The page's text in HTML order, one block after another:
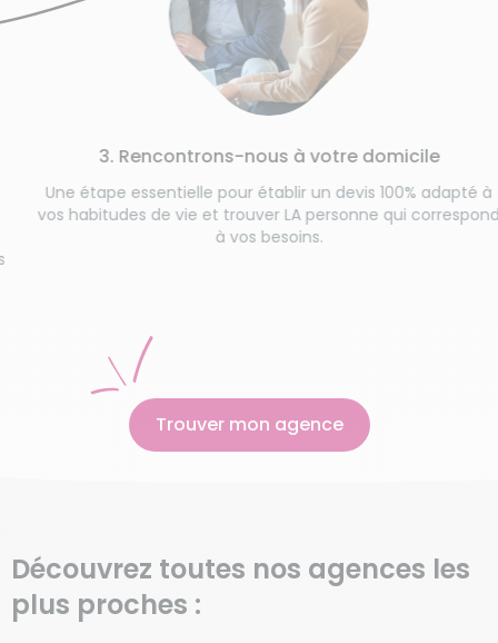
essentielle pour établir un devis 100% adapté à
de vie et trouver LA personne qui correspond
à vos besoins.
Rencontrons-nous à votre domicile
Trouver mon agence
Découvrez toutes nos agences les
plus proches :